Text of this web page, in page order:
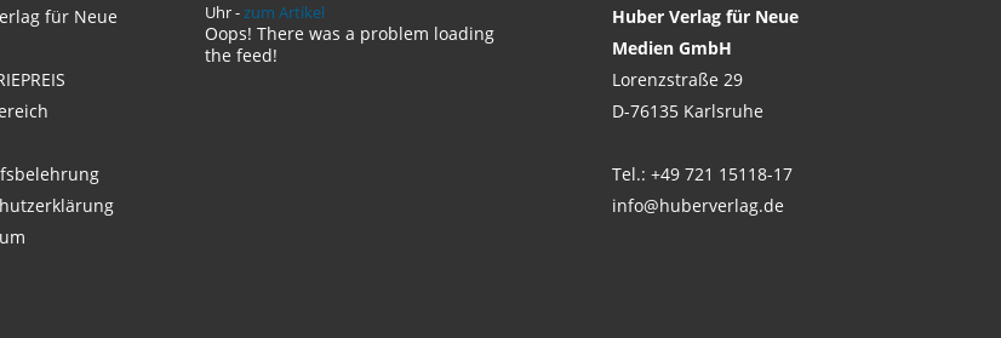
für Neue
Uhr -zum Artikel
Oops! There was a problem loading
the feed!
Huber Verlag für Neue
Medien GmbH
Lorenzstraße 29
D-76135 Karlsruhe
Tel.: +49 721 15118-17
info@huberverlag.de